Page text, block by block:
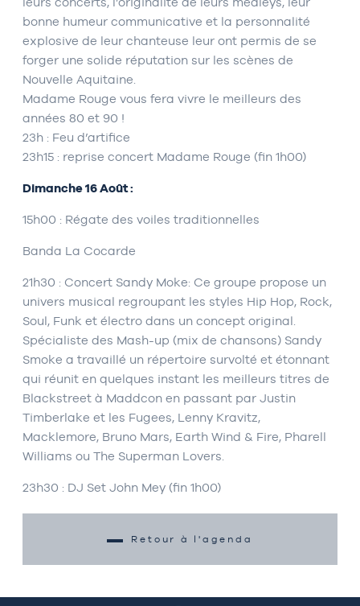
bonne humeur communicative et la personnalité
explosive de leur chanteuse leur ont permis de se
forger une solide réputation sur les scènes de
Nouvelle Aquitaine.
Madame Rouge vous fera vivre le meilleurs des
années 80 et 90 !
23h : Feu d’artifice
23h15 : reprise concert Madame Rouge (fin 1h00)
Dimanche 16 Août :
15h00 : Régate des voiles traditionnelles
Banda La Cocarde
21h30 : Concert Sandy Moke: Ce groupe propose un
univers musical regroupant les styles Hip Hop, Rock,
Soul, Funk et électro dans un concept original.
Spécialiste des Mash-up (mix de chansons) Sandy
Smoke a travaillé un répertoire survolté et étonnant
qui réunit en quelques instant les meilleurs titres de
Blackstreet à Maddcon en passant par Justin
Timberlake et les Fugees, Lenny Kravitz,
Macklemore, Bruno Mars, Earth Wind & Fire, Pharell
Williams ou The Superman Lovers.
23h30 : DJ Set John Mey (fin 1h00)
Retour à l'agenda